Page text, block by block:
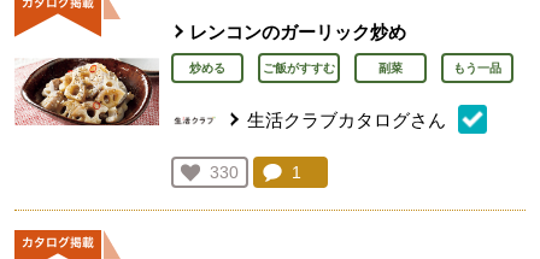
レンコンのガーリック炒め
炒める ご飯がすすむ 副菜 もう一品
生活クラブカタログさん
お気に入り登録：
330
人が登録
コメント：
1